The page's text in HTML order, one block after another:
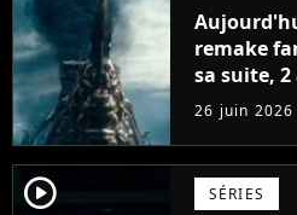
remake
sa suite, 2
60
semaines
26 juin 2026
player2 SÉRIES